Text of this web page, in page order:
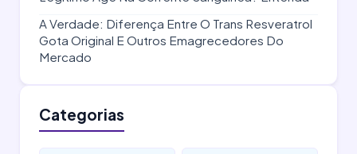
A Verdade: Diferença Entre O Trans Resveratrol
Gota Original E Outros Emagrecedores Do
Mercado
Categorias